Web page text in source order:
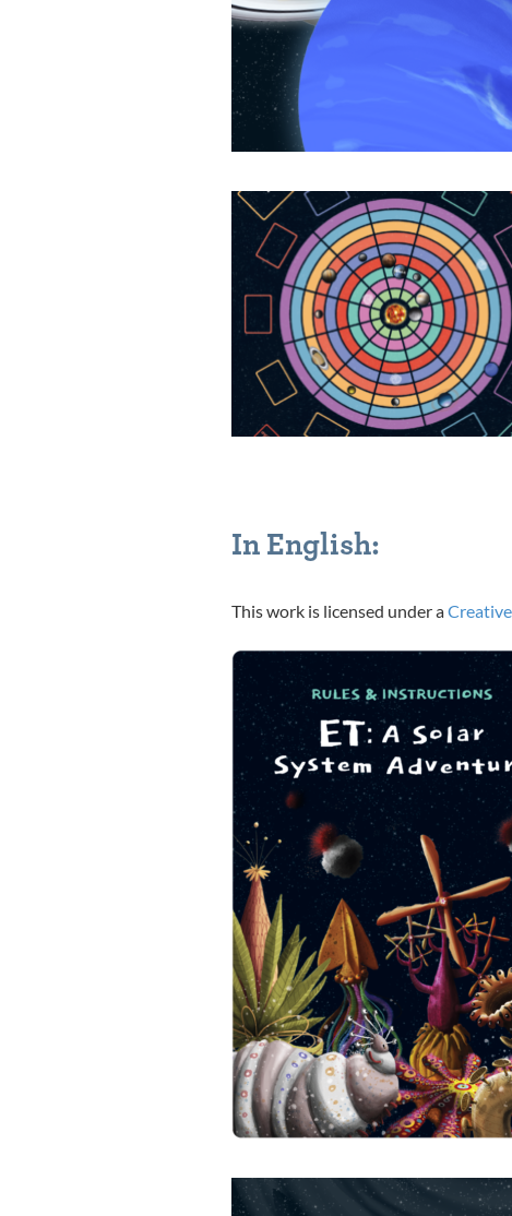
In English:
This work is licensed under a